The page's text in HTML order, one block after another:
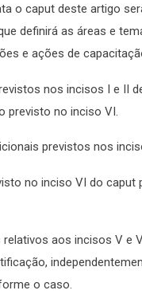
o caput deste artigo
definirá as áreas e
e ações de
nos incisos I e II
previsto no inciso VI.
previstos nos
no inciso VI do
aos incisos V e
o caso.